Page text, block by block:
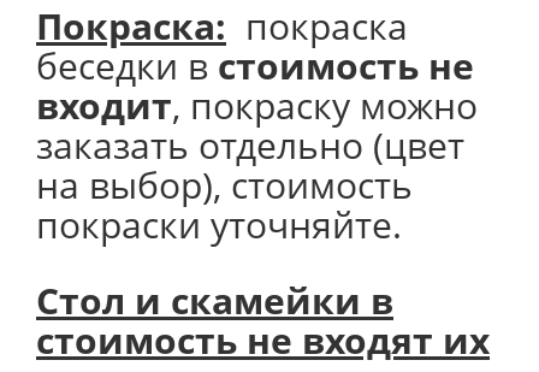
Покраска: покраска
беседки в стоимость не
входит, покраску можно
заказать отдельно (цвет
на выбор), стоимость
покраски уточняйте.
Стол и скамейки в
стоимость не входят их